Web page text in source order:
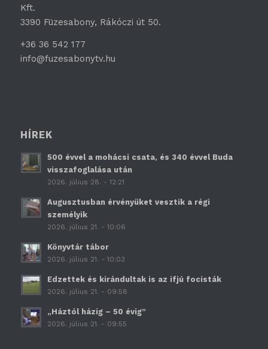
Kft.
3390 Füzesabony, Rákóczi út 50.
+36 36 542 177
info@fuzesabonytv.hu
HÍREK
500 évvel a mohácsi csata, és 340 évvel Buda
visszafoglalása után
2026. július 28. - 12:21
Augusztusban érvényüket vesztik a régi
személyik
2026. július 21. - 10:06
Könyvtár tábor
2026. július 21. - 10:03
Edzettek és kirándultak is az ifjú focisták
2026. július 21. - 09:58
„Háztól házig – 50 évig”
2026. július 21. - 09:55